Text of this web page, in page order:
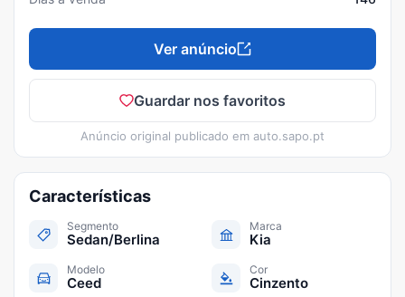
Ver anúncio
Guardar nos favoritos
Anúncio original publicado em auto.sapo.pt
Características
Segmento
Sedan/Berlina
Marca
Kia
Modelo
Ceed
Cor
Cinzento